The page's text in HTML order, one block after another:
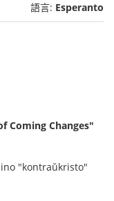
語言: Esperanto
Coming Changes"
"kontraŭkristo"